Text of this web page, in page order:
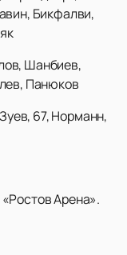
Бикфалви,
Шанбиев,
Панюков
67, Норманн,
Арена».